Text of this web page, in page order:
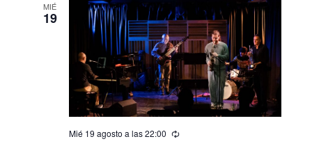
MIÉ
19
Mié 19 agosto a las 22:00